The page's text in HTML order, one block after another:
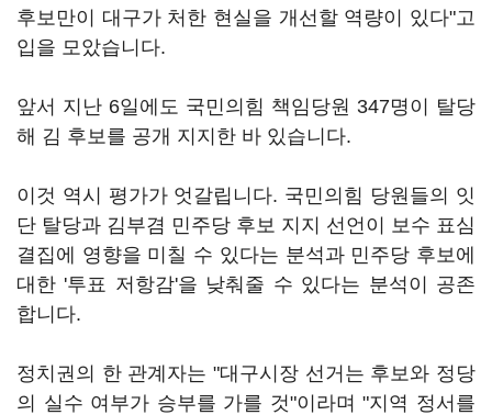
후보만이 대구가 처한 현실을 개선할 역량이 있다"고
입을 모았습니다.
앞서 지난 6일에도 국민의힘 책임당원 347명이 탈당
해 김 후보를 공개 지지한 바 있습니다.
이것 역시 평가가 엇갈립니다. 국민의힘 당원들의 잇
단 탈당과 김부겸 민주당 후보 지지 선언이 보수 표심
결집에 영향을 미칠 수 있다는 분석과 민주당 후보에
대한 '투표 저항감'을 낮춰줄 수 있다는 분석이 공존
합니다.
정치권의 한 관계자는 "대구시장 선거는 후보와 정당
의 실수 여부가 승부를 가를 것"이라며 "지역 정서를